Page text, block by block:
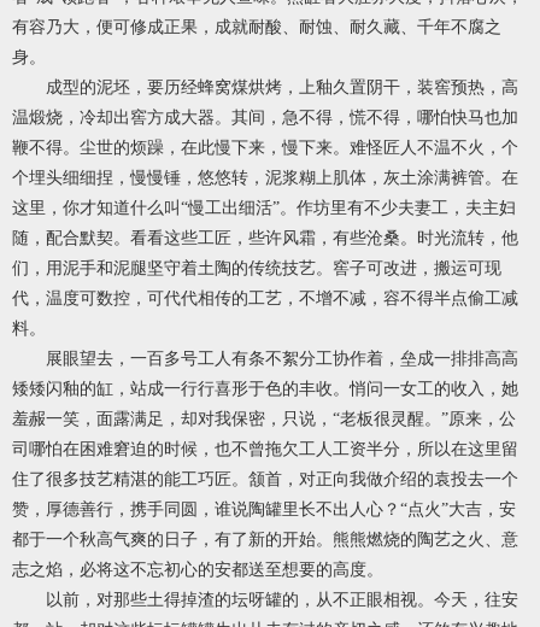
有容乃大，便可修成正果，成就耐酸、耐蚀、耐久藏、千年不腐之
身。
成型的泥坯，要历经蜂窝煤烘烤，上釉久置阴干，装窖预热，高
温煅烧，冷却出窖方成大器。其间，急不得，慌不得，哪怕快马也加
鞭不得。尘世的烦躁，在此慢下来，慢下来。难怪匠人不温不火，个
个埋头细细捏，慢慢锤，悠悠转，泥浆糊上肌体，灰土涂满裤管。在
这里，你才知道什么叫“慢工出细活”。作坊里有不少夫妻工，夫主妇
随，配合默契。看看这些工匠，些许风霜，有些沧桑。时光流转，他
们，用泥手和泥腿坚守着土陶的传统技艺。窖子可改进，搬运可现
代，温度可数控，可代代相传的工艺，不增不减，容不得半点偷工减
料。
展眼望去，一百多号工人有条不絮分工协作着，垒成一排排高高
矮矮闪釉的缸，站成一行行喜形于色的丰收。悄问一女工的收入，她
羞赧一笑，面露满足，却对我保密，只说，“老板很灵醒。”原来，公
司哪怕在困难窘迫的时候，也不曾拖欠工人工资半分，所以在这里留
住了很多技艺精湛的能工巧匠。颔首，对正向我做介绍的袁投去一个
赞，厚德善行，携手同圆，谁说陶罐里长不出人心？“点火”大吉，安
都于一个秋高气爽的日子，有了新的开始。熊熊燃烧的陶艺之火、意
志之焰，必将这不忘初心的安都送至想要的高度。
以前，对那些土得掉渣的坛呀罐的，从不正眼相视。今天，往安